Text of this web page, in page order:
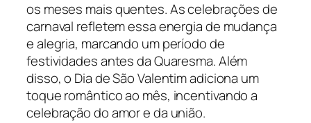
os meses mais quentes. As celebrações de
carnaval refletem essa energia de mudança
e alegria, marcando um período de
festividades antes da Quaresma. Além
disso, o Dia de São Valentim adiciona um
toque romântico ao mês, incentivando a
celebração do amor e da união.